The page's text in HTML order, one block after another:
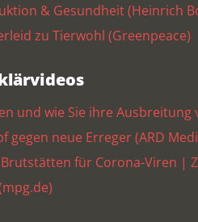
& Gesundheit (Heinrich
zu Tierwohl (Greenpeace)
und wie Sie ihre Ausbreitung
gegen neue Erreger (ARD
für Corona-Viren |